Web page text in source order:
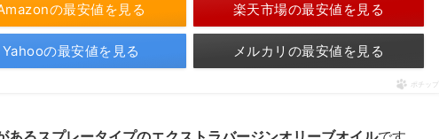
の最安値を見る 楽天市場の最安値を見る
Yahooの最安値を見る メルカリの最安値を見る
ポチップ